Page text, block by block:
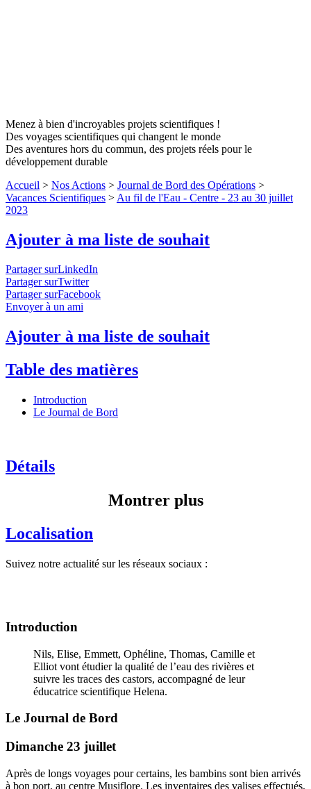
Menez à bien d'incroyables projets scientifiques !
Des voyages scientifiques qui changent le monde
Des aventures hors du commun, des projets réels pour le
développement durable
Accueil > Nos Actions > Journal de Bord des Opérations >
Vacances Scientifiques > Au fil de l'Eau - Centre - 23 au 30 juillet
2023
Ajouter à ma liste de souhait
Partager surLinkedIn
Partager surTwitter
Partager surFacebook
Envoyer à un ami
Ajouter à ma liste de souhait
Table des matières
Introduction
Le Journal de Bord
Détails
Montrer plus
Localisation
Suivez notre actualité sur les réseaux sociaux :
Introduction
Nils, Elise, Emmett, Ophéline, Thomas, Camille et
Elliot vont étudier la qualité de l’eau des rivières et
suivre les traces des castors, accompagné de leur
éducatrice scientifique Helena.
Le Journal de Bord
Dimanche 23 juillet
Après de longs voyages pour certains, les bambins sont bien arrivés
à bon port, au centre Musiflore. Les inventaires des valises effectués,